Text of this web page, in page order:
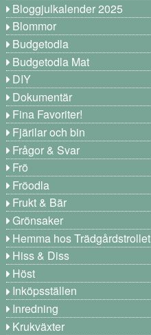
Bloggjulkalender 2025
Blommor
Budgetodla
Budgetodla Mat
DIY
Dokumentär
Fina Favoriter!
Fjärilar och bin
Frågor & Svar
Frö
Fröodla
Frukt & Bär
Grönsaker
Hemma hos Trädgårdstrollet
Hiss & Diss
Höst
Inköpsställen
Inredning
Krukväxter